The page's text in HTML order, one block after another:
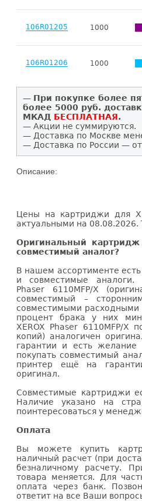
106R01205 1000
106R01206 1000
— При покупке более
более 5000 руб.
МКАД БЕСПЛАТНАЯ.
— Акции не суммируются.
— Доставка по Москве
— Доставка по России —
Описание:
Цены на картриджи для
актуальными на 08.08.2026.
Оригинальный картридж
совместимый аналог?
В нашем ассортименте
и совместимые аналоги.
Phaser 6110MFP/X
совместимый –
совместимыми расходными
процент брака у них
XEROX Phaser 6110MFP/X
копий) аналогичен
гарантии и есть
покупать совместимый
принтер ещё на
оригинал.
Совместимые картриджи
Наличие указано на
поинтересоваться у
Оплата
Вы можете купить
наличный расчет (при
безналичному расчету.
товара меняется. Для
оплата через банк.
ответит на все Ваши